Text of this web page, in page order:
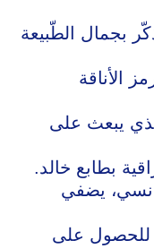
بجمال الطّبيعة
الأناقة
يبعث على
بطابع خالد.
يضفي
للحصول على